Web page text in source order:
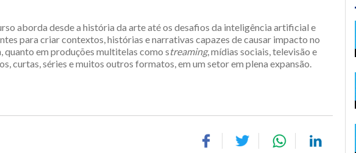
aborda desde a história da arte até os desafios da inteligência artificial e
para criar contextos, histórias e narrativas capazes de causar impacto no
quanto em produções multitelas como streaming, mídias sociais, televisão e
curtas, séries e muitos outros formatos, em um setor em plena expansão.